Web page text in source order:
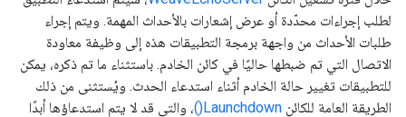
لطلب إجراءات محدّدة أو عرض إشعارات بالأحداث المهمة. ويتم إجراء
طلبات الأحداث من واجهة برمجة التطبيقات هذه إلى وظيفة معاودة
الاتصال التي تم ضبطها حاليًا في كائن الخادم. باستثناء ما تم ذكره، يمكن
للتطبيقات تغيير حالة الخادم أثناء استدعاء الحدث. ويُستثنى من ذلك
الطريقة العامة للكائن Launchdown()
، والتي قد لا يتم استدعاؤها أبدًا